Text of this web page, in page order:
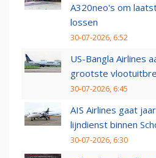
A320neo's om
lossen
30-07-2026, 6:52
US-Bangla Airlines
grootste
30-07-2026, 6:45
AIS Airlines gaat
lijndienst binnen
30-07-2026, 6:30